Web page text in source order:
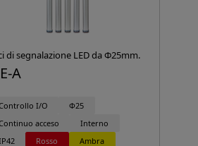
di segnalazione LED da Φ25mm.
A
I/O
Φ25
acceso
Interno
Rosso
Ambra